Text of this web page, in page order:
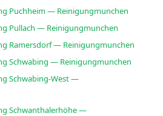
Puchheim — Reinigungmunchen
Pullach — Reinigungmunchen
Ramersdorf — Reinigungmunchen
Schwabing — Reinigungmunchen
Schwabing-West —
Schwanthalerhöhe —